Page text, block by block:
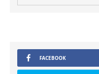
FACEBOOK